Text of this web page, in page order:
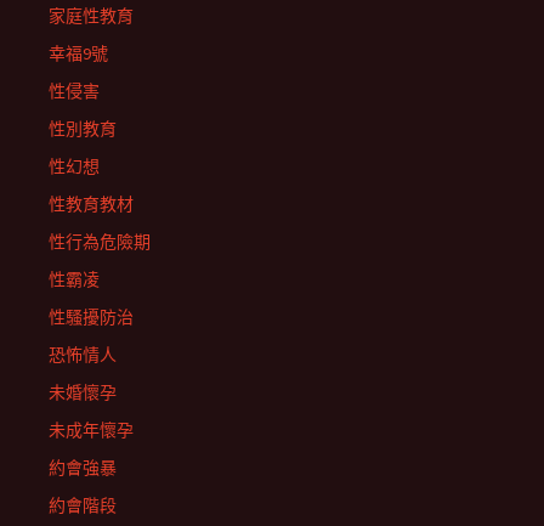
家庭性教育
幸福9號
性侵害
性別教育
性幻想
性教育教材
性行為危險期
性霸凌
性騷擾防治
恐怖情人
未婚懷孕
未成年懷孕
約會強暴
約會階段